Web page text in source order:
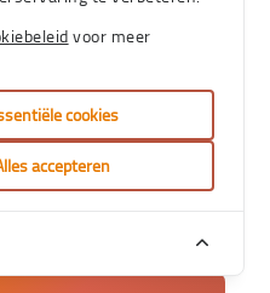
voor panty's
voor meer
cookies
accepteren